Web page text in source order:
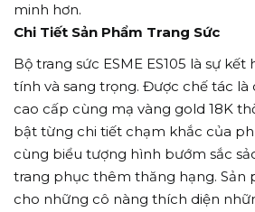
minh hơn.
Chi Tiết Sản Phẩm Trang Sức
Bộ trang sức ESME ES105 là sự
tính và sang trọng. Được chế tác là
cao cấp cùng mạ vàng gold 18K
bật từng chi tiết chạm khắc của
cùng biểu tượng hình bướm sắc
trang phục thêm thăng hạng. Sản
cho những cô nàng thích diện